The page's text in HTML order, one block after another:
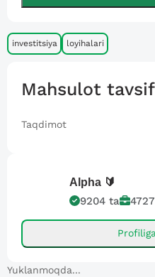
investitsiya loyihalari
Mahsulot
Taqdimot
Alpha 🔰
9204 ta 4727
Yuklanmoqda...